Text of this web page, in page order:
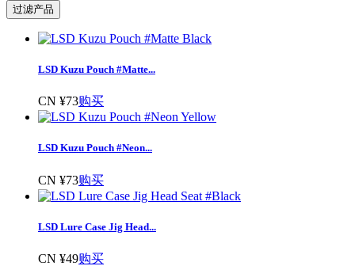
LSD Kuzu Pouch #Matte...
CN ¥73购买
LSD Kuzu Pouch #Neon...
CN ¥73购买
LSD Lure Case Jig Head...
CN ¥49购买